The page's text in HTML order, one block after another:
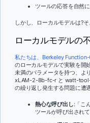
ツールの応答を自然
しかし、ローカルモデルは?
ローカルモデルの
私たちは、Berkeley
のローカルモデルで実験を開
未満のパラメータを持つ、よ
xLAM-2-8b-fc-r と watt-tool-
の繰り返し発生する問題に遭
熱心な呼び出し:「こ
ツールが呼び出されて